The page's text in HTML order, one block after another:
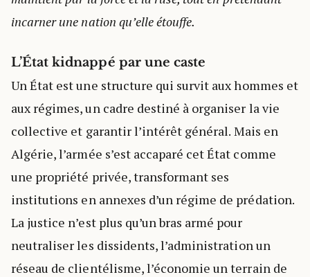
incarner une nation qu’elle étouffe.
L’État kidnappé par une caste
Un État est une structure qui survit aux hommes et
aux régimes, un cadre destiné à organiser la vie
collective et garantir l’intérêt général. Mais en
Algérie, l’armée s’est accaparé cet État comme
une propriété privée, transformant ses
institutions en annexes d’un régime de prédation.
La justice n’est plus qu’un bras armé pour
neutraliser les dissidents, l’administration un
réseau de clientélisme, l’économie un terrain de